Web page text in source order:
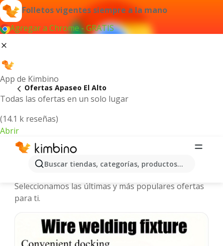
Folletos vigentes siempre a la mano
Agregar a Chrome - GRATIS
App de Kimbino
Todas las ofertas en un solo lugar
(14.1 k reseñas)
Abrir
Buscar tiendas, categorías, productos...
Ofertas Apaseo El Alto
Apaseo El Alto - Folletos y ofertas
Seleccionamos las últimas y más populares ofertas
para ti.